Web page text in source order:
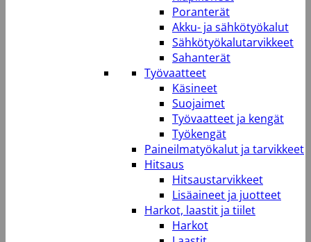
Poranterät
Akku- ja sähkötyökalut
Sähkötyökalutarvikkeet
Sahanterät
Työvaatteet
Käsineet
Suojaimet
Työvaatteet ja kengät
Työkengät
Paineilmatyökalut ja tarvikkeet
Hitsaus
Hitsaustarvikkeet
Lisäaineet ja juotteet
Harkot, laastit ja tiilet
Harkot